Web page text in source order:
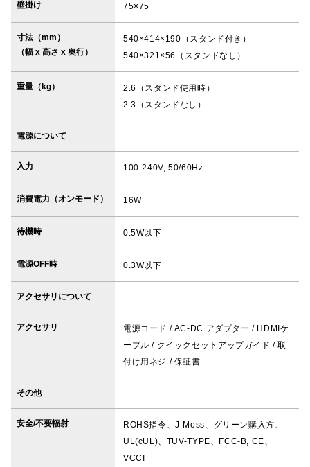
壁掛け 75×75
寸法（mm）
（幅 x 高さ x 奥行）
540×414×190（スタンド付き）
540×321×56（スタンドなし）
重量（kg）
2.6（スタンド使用時）
2.3（スタンドなし）
電源について
入力 100-240V, 50/60Hz
消費電力（オンモード） 16W
待機時 0.5W以下
電源OFF時 0.3W以下
アクセサリについて
アクセサリ
電源コード / AC-DC アダプター / HDMIケ
ーブル / クイックセットアップガイド / 取
付け用ネジ / 保証書
その他
安全/不要輻射
ROHS指令、J-Moss、グリーン購入方、
UL(cUL)、TUV-TYPE、FCC-B, CE、
VCCI